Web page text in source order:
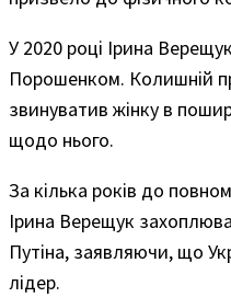
У 2020 році Ірина
Порошенком. Колишній
звинуватив жінку в
щодо нього.
За кілька років до
Ірина Верещук
Путіна, заявляючи, що
лідер.